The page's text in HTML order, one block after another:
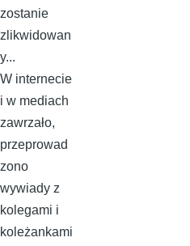
zostanie
zlikwidowan
y...
W internecie
i w mediach
zawrzało,
przeprowad
zono
wywiady z
kolegami i
koleżankami